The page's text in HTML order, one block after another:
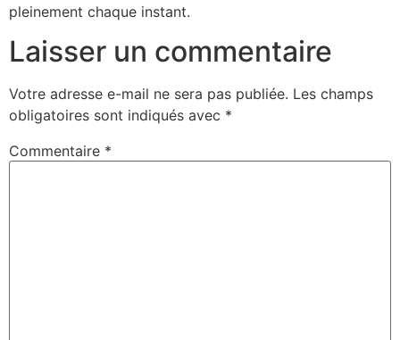
pleinement chaque instant.
Laisser un commentaire
Votre adresse e-mail ne sera pas publiée. Les champs
obligatoires sont indiqués avec *
Commentaire *